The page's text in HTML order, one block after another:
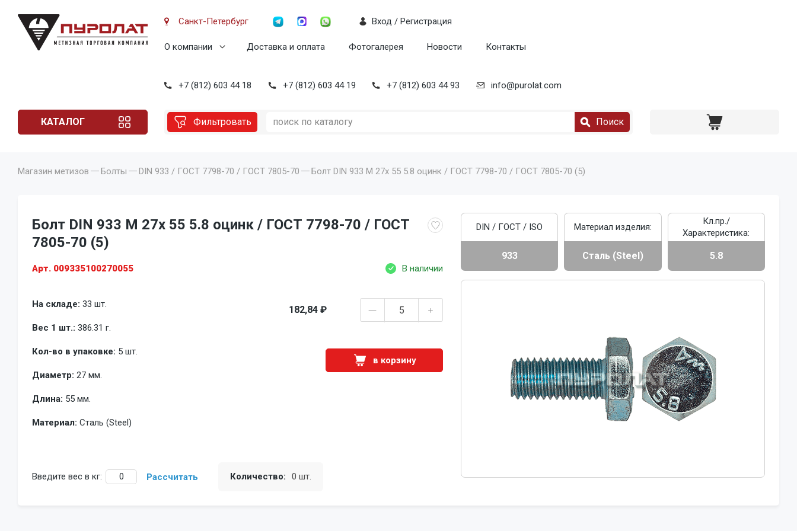
Санкт-Петербург
О компании Доставка и оплата Фотогалерея Новости Контакты
Вход / Регистрация
+7 (812) 603 44 18 +7 (812) 603 44 19 +7 (812) 603 44 93 info@purolat.com
КАТАЛОГ Фильтровать Поиск
Магазин метизов Болты DIN 933 / ГОСТ 7798-70 / ГОСТ 7805-70 Болт DIN 933 M 27x 55 5.8 оцинк / ГОСТ 7798-70 / ГОСТ 7805-70 (5)
Болт DIN 933 M 27x 55 5.8 оцинк / ГОСТ 7798-70 / ГОСТ
7805-70 (5)
Арт. 009335100270055 В наличии
На складе: 33 шт.
Вес 1 шт.: 386.31 г.
Кол-во в упаковке: 5 шт.
Диаметр: 27 мм.
Длина: 55 мм.
Материал: Сталь (Steel)
182,84 ₽
в корзину
Введите вес в кг: Рассчитать Количество: 0 шт.
DIN / ГОСТ / ISO
933
Материал изделия:
Сталь (Steel)
Кл.пр./
Характеристика:
5.8